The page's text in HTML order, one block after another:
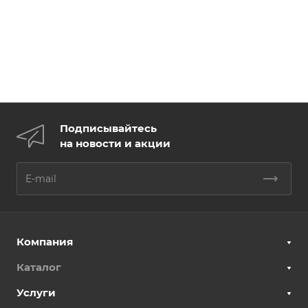
Подписывайтесь
на новости и акции
Компания
Каталог
Услуги